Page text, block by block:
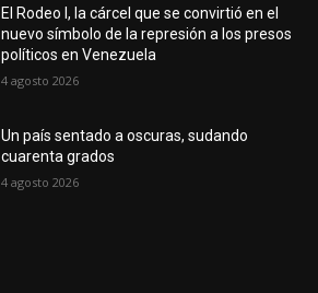
El Rodeo I, la cárcel que se convirtió en el
nuevo símbolo de la represión a los presos
políticos en Venezuela
4 agosto 2026
Un país sentado a oscuras, sudando
cuarenta grados
4 agosto 2026